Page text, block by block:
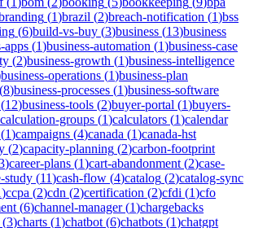
(1)brazil (2)breach-notification (1)bss
(6)build-vs-buy (3)business (13)business
apps (1)business-automation (1)business-case
(2)business-growth (1)business-intelligence
business-operations (1)business-plan
(8)business-processes (1)business-software
(12)business-tools (2)buyer-portal (1)buyers-
calculation-groups (1)calculators (1)calendar
(1)campaigns (4)canada (1)canada-hst
(2)capacity-planning (2)carbon-footprint
)career-plans (1)cart-abandonment (2)case-
study (11)cash-flow (4)catalog (2)catalog-sync
)ccpa (2)cdn (2)certification (2)cfdi (1)cfo
(6)channel-manager(1)chargebacks
(3)charts (1)chatbot (6)chatbots (1)chatgpt